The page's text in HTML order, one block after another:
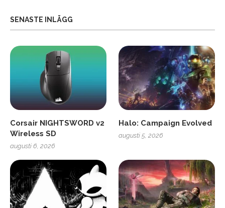
SENASTE INLÄGG
Corsair NIGHTSWORD v2
Wireless SD
augusti 6, 2026
Halo: Campaign Evolved
augusti 5, 2026